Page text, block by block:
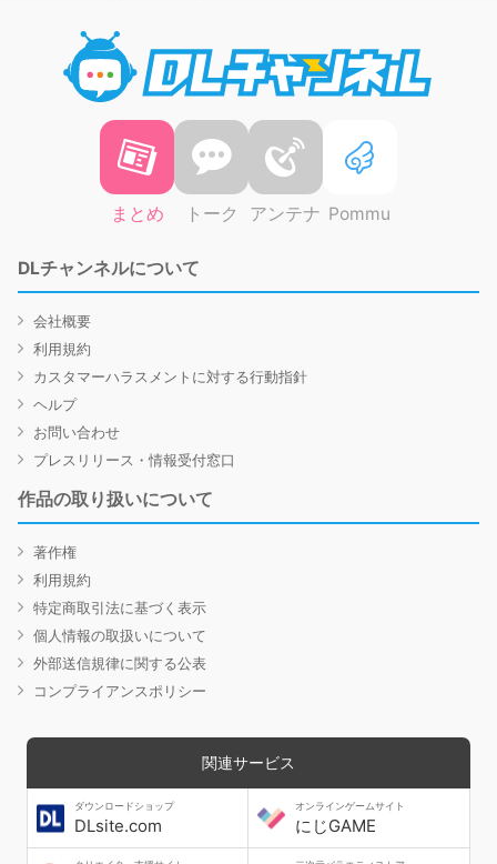
まとめ トーク アンテナ Pommu
DLチャンネルについて
会社概要
利用規約
カスタマーハラスメントに対する行動指針
ヘルプ
お問い合わせ
プレスリリース・情報受付窓口
作品の取り扱いについて
著作権
利用規約
特定商取引法に基づく表示
個人情報の取扱いについて
外部送信規律に関する公表
コンプライアンスポリシー
関連サービス
ダウンロードショップ
DLsite.com
オンラインゲームサイト
にじGAME